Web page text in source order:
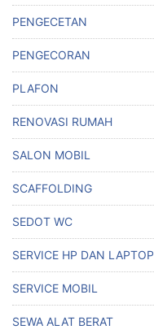
PENGECETAN
PENGECORAN
PLAFON
RENOVASI RUMAH
SALON MOBIL
SCAFFOLDING
SEDOT WC
SERVICE HP DAN LAPTOP
SERVICE MOBIL
SEWA ALAT BERAT